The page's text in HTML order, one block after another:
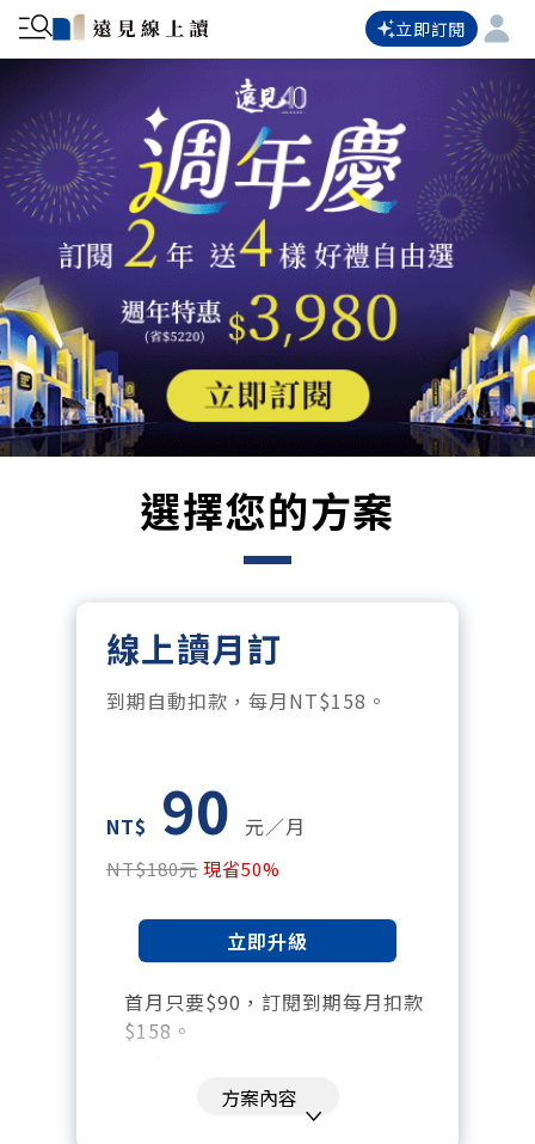
立即訂閱
選擇您的方案
線上讀月訂
到期自動扣款，每月NT$158。
NT$ 90 元／月
NT$180元現省50%
立即升級
首月只要$90，訂閱到期每月扣款
$158。
刊、特刊。​
每「季」一場訂戶專屬空中沙龍。
方案內容